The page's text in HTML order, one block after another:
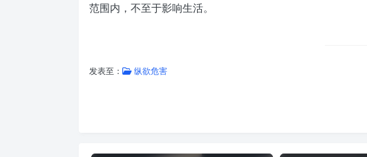
范围内，不至于影响生活。
发表至： 纵欲危害